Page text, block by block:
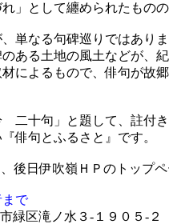
」として纏められたもの
単なる句碑巡りではあり
ある土地の風土などが、
によるもので、俳句が故
十句」と題して、註付
俳句とふるさと』です。
後日伊吹嶺ＨＰのトップ
で
緑区滝ノ水３-１９０５ -２